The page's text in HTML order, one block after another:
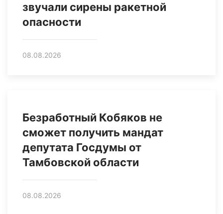
звучали сирены ракетной
опасности
08.08.2026
Безработный Кобяков не
сможет получить мандат
депутата Госдумы от
Тамбовской области
08.08.2026